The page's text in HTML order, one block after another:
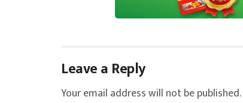
Leave a Reply
Your email address will not be published.